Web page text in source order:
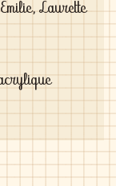
Laurette